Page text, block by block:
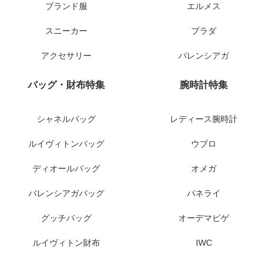
ブランド服
スニーカー
アクセサリー
エルメス
プラダ
バレンシアガ
バッグ・財布特集
シャネルバッグ
ルイヴィトンバッグ
ディオールバッグ
バレンシアガバッグ
グッチバッグ
ルイヴィトン財布
腕時計特集
レディース腕時計
ウブロ
オメガ
パネライ
オーデマピゲ
IWC